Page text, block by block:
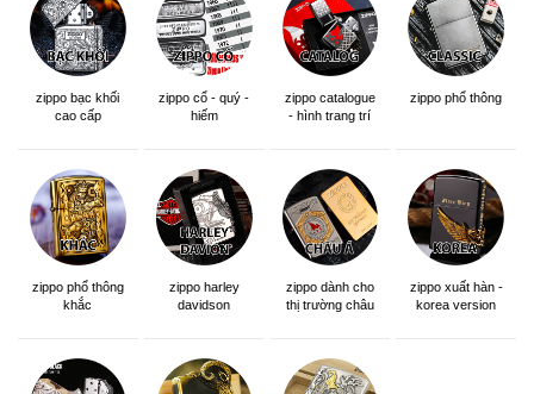
zippo bạc khối
cao cấp
zippo cổ - quý -
hiếm
zippo catalogue
- hình trang trí
zippo phổ thông
zippo phổ thông
khắc
zippo harley
davidson
zippo dành cho
thị trường châu
zippo xuất hàn -
korea version